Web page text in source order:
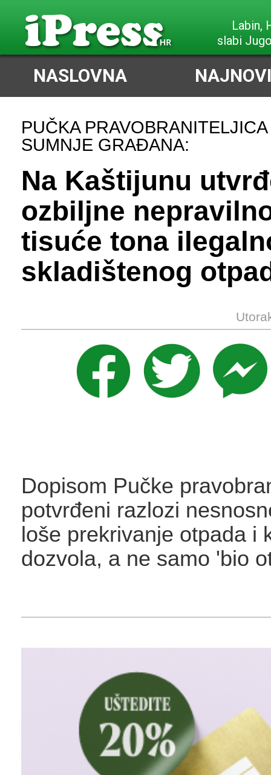
slabi
NASLOVNA
PUČKA
SUMNJE GRAĐANA:
Na Kaštijunu
ozbiljne
tisuće tona
skladištenog
Dopisom Pučke
potvrđeni razlozi
loše prekrivanje otpada i
dozvola, a ne samo 'bio